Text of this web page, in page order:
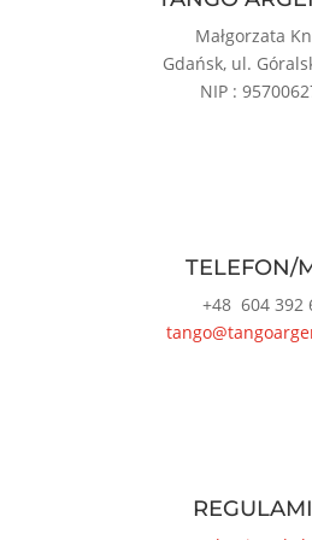
Małgorzata
Gdańsk, ul.
NIP :
TELEFON/
+48 604 392